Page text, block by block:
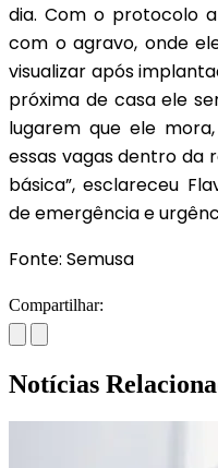
dia. Com o protocolo
com o agravo, onde
visualizar após
próxima de casa ele
lugarem que ele
essas vagas dentro da
básica”, esclareceu
de emergência e
Fonte: Semusa
Compartilhar:
Notícias